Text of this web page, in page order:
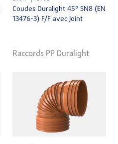
Coudes Duralight 45° SN8 (EN
13476-3) F/F avec Joint
Raccords PP Duralight